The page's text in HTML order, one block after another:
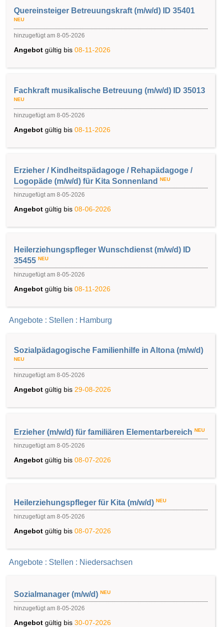
Quereinsteiger Betreuungskraft (m/w/d) ID 35401
NEU
hinzugefügt am 8-05-2026
Angebot gültig bis 08-11-2026
Fachkraft musikalische Betreuung (m/w/d) ID 35013
NEU
hinzugefügt am 8-05-2026
Angebot gültig bis 08-11-2026
Erzieher / Kindheitspädagoge / Rehapädagoge /
Logopäde (m/w/d) für Kita Sonnenland NEU
hinzugefügt am 8-05-2026
Angebot gültig bis 08-06-2026
Heilerziehungspfleger Wunschdienst (m/w/d) ID
35455 NEU
hinzugefügt am 8-05-2026
Angebot gültig bis 08-11-2026
Angebote : Stellen : Hamburg
Sozialpädagogische Familienhilfe in Altona (m/w/d)
NEU
hinzugefügt am 8-05-2026
Angebot gültig bis 29-08-2026
Erzieher (m/w/d) für familiären Elementarbereich NEU
hinzugefügt am 8-05-2026
Angebot gültig bis 08-07-2026
Heilerziehungspfleger für Kita (m/w/d) NEU
hinzugefügt am 8-05-2026
Angebot gültig bis 08-07-2026
Angebote : Stellen : Niedersachsen
Sozialmanager (m/w/d) NEU
hinzugefügt am 8-05-2026
Angebot gültig bis 30-07-2026